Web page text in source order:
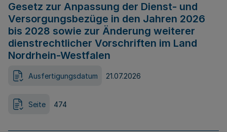
Gesetz zur Anpassung der Dienst- und
Versorgungsbezüge in den Jahren 2026
bis 2028 sowie zur Änderung weiterer
dienstrechtlicher Vorschriften im Land
Nordrhein-Westfalen
Ausfertigungsdatum 21.07.2026
Seite 474